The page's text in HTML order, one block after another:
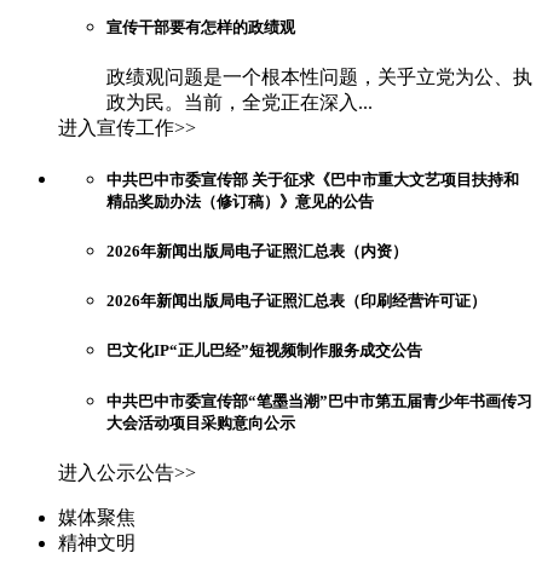
宣传干部要有怎样的政绩观
政绩观问题是一个根本性问题，关乎立党为公、执
政为民。当前，全党正在深入...
进入宣传工作>>
中共巴中市委宣传部 关于征求《巴中市重大文艺项目扶持和
精品奖励办法（修订稿）》意见的公告
2026年新闻出版局电子证照汇总表（内资）
2026年新闻出版局电子证照汇总表（印刷经营许可证）
巴文化IP“正儿巴经”短视频制作服务成交公告
中共巴中市委宣传部“笔墨当潮”巴中市第五届青少年书画传习
大会活动项目采购意向公示
进入公示公告>>
媒体聚焦
精神文明